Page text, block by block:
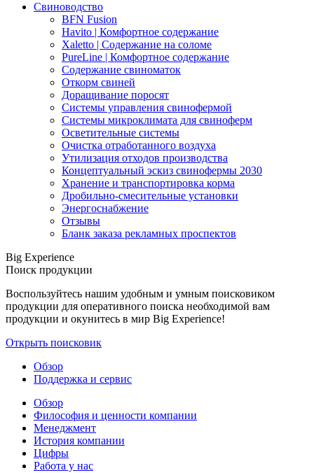
Свиноводство
BFN Fusion
Havito | Комфортное содержание
Xaletto | Содержание на соломе
PureLine | Комфортное содержание
Содержание свиноматок
Откорм свиней
Доращивание поросят
Системы управления свинофермой
Системы микроклимата для свиноферм
Осветительные системы
Очистка отработанного воздуха
Утилизация отходов производства
Концептуальный эскиз свинофермы 2030
Хранение и транспортировка корма
Дробильно-смесительные установки
Энергоснабжение
Отзывы
Бланк заказа рекламных проспектов
Big Experience
Поиск продукции
Воспользуйтесь нашим удобным и умным поисковиком
продукции для оперативного поиска необходимой вам
продукции и окунитесь в мир Big Experience!
Открыть поисковик
Обзор
Поддержка и сервис
Обзор
Философия и ценности компании
Менеджмент
История компании
Цифры
Работа у нас